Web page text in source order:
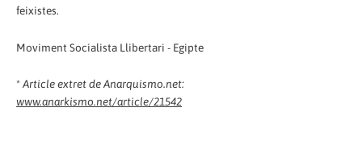
feixistes.
Moviment Socialista Llibertari - Egipte
*Article extret de Anarquismo.net:
www.anarkismo.net/article/21542